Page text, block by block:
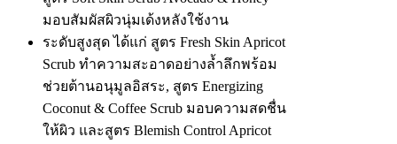
มอบสัมผัสผิวนุ่มเด้งหลังใช้งาน
ระดับสูงสุด ได้แก่ สูตร Fresh Skin Apricot
Scrub ทำความสะอาดอย่างล้ำลึกพร้อม
ช่วยต้านอนุมูลอิสระ, สูตร Energizing
Coconut & Coffee Scrub มอบความสดชื่น
ให้ผิว และสูตร Blemish Control Apricot